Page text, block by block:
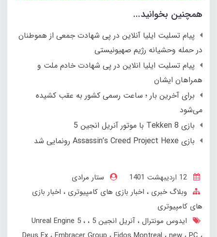
همچنین بخوانید...
پیام تسلیت ایلیا آنلاین در پی شهادت جمعی از هموطنان
در حمله وحشیانه رژیم صهیونیستی
پیام تسلیت ایلیا انلاین در پی شهادت خادم ملت و
همراهان ایشان
برای آخرین بار ؛ ساعت رسمی کشور به عقب کشیده
می‌شود
بازی Tekken 8 با موتور آنریل انجین 5
بازی Assassin’s Creed Project Hexe رونمایی شد
ستار مرادی
وبلاگ خبری
اخبار بازی های کامپیوتری
اخبار بازی
های کامپیوتری
ایدوس مونترال آنریل انجین 5
Unreal Engine 5